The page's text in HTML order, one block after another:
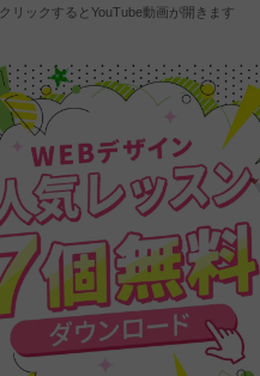
クリックするとYouTube動画が開きます